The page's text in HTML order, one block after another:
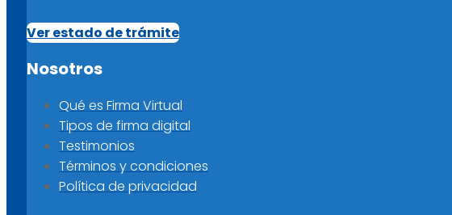
Ver estado de trámite
Nosotros
Qué es Firma Virtual
Tipos de firma digital
Testimonios
Términos y condiciones
Política de privacidad